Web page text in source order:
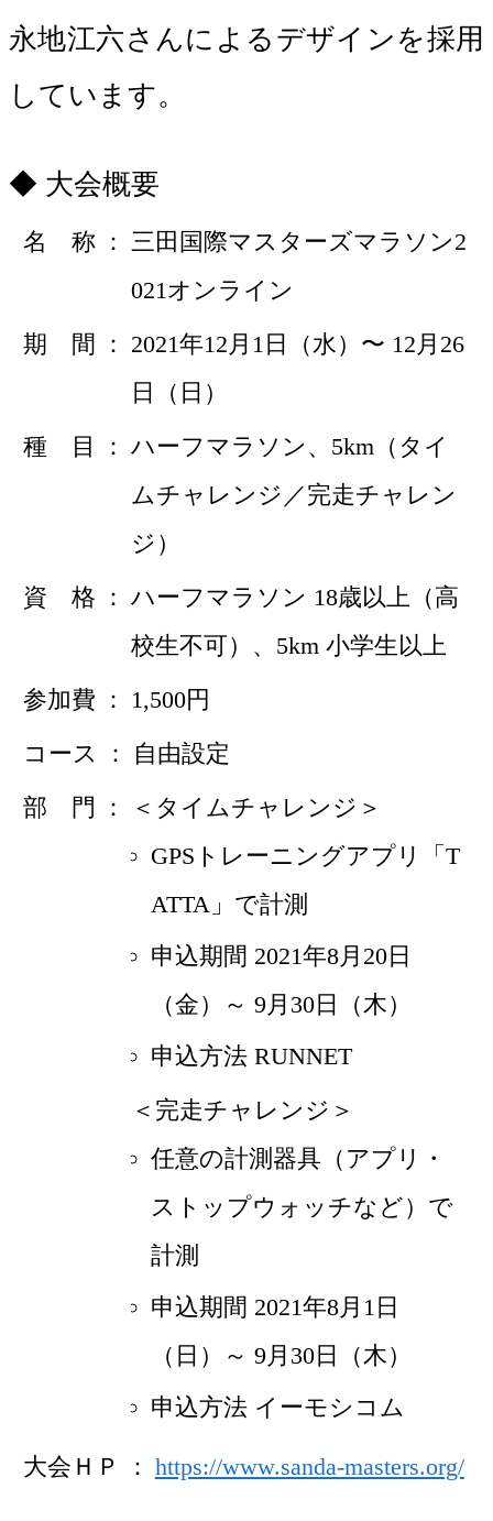
永地江六さんによるデザインを採用
しています。
大会概要
名 称
三田国際マスターズマラソン2
021オンライン
期 間
2021年12月1日（水）〜 12月26
日（日）
種 目
ハーフマラソン、5km（タイ
ムチャレンジ／完走チャレン
ジ）
資 格
ハーフマラソン 18歳以上（高
校生不可）、5km 小学生以上
参加費
1,500円
コース
自由設定
部 門
＜タイムチャレンジ＞
GPSトレーニングアプリ「T
ATTA」で計測
申込期間 2021年8月20日
（金）～ 9月30日（木）
申込方法 RUNNET
＜完走チャレンジ＞
任意の計測器具（アプリ・
ストップウォッチなど）で
計測
申込期間 2021年8月1日
（日）～ 9月30日（木）
申込方法 イーモシコム
大会ＨＰ https://www.sanda-masters.org/